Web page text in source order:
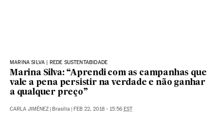
MARINA SILVA | REDE SUSTENTABIDADE
Marina Silva: “Aprendi com as campanhas que
vale a pena persistir na verdade e não ganhar
a qualquer preço”
CARLA JIMÉNEZ Brasília FEB 22, 2018 - 15:56 EST